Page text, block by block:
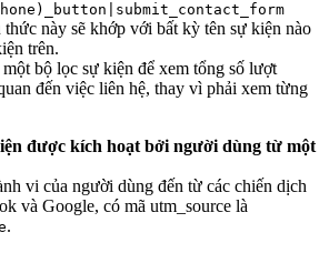
thức này sẽ khớp với bất kỳ tên sự kiện nào
trên.
bộ lọc sự kiện để xem tổng số lượt
đến việc liên hệ, thay vì phải xem từng
được kích hoạt bởi người dùng từ một
vi của người dùng đến từ các chiến dịch
và Google, có mã utm_source là
.